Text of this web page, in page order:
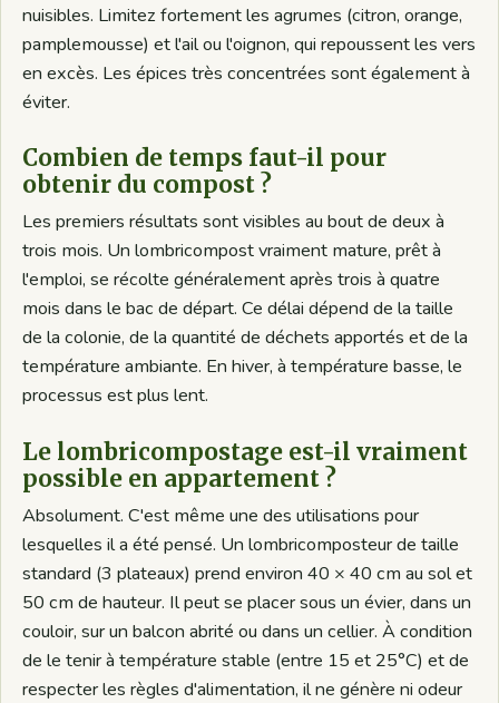
nuisibles. Limitez fortement les agrumes (citron, orange,
pamplemousse) et l'ail ou l'oignon, qui repoussent les vers
en excès. Les épices très concentrées sont également à
éviter.
Combien de temps faut-il pour
obtenir du compost ?
Les premiers résultats sont visibles au bout de deux à
trois mois. Un lombricompost vraiment mature, prêt à
l'emploi, se récolte généralement après trois à quatre
mois dans le bac de départ. Ce délai dépend de la taille
de la colonie, de la quantité de déchets apportés et de la
température ambiante. En hiver, à température basse, le
processus est plus lent.
Le lombricompostage est-il vraiment
possible en appartement ?
Absolument. C'est même une des utilisations pour
lesquelles il a été pensé. Un lombricomposteur de taille
standard (3 plateaux) prend environ 40 × 40 cm au sol et
50 cm de hauteur. Il peut se placer sous un évier, dans un
couloir, sur un balcon abrité ou dans un cellier. À condition
de le tenir à température stable (entre 15 et 25°C) et de
respecter les règles d'alimentation, il ne génère ni odeur